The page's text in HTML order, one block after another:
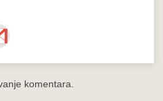
komentara.